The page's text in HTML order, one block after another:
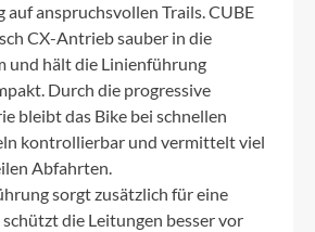
auf anspruchsvollen Trails. CUBE
CX-Antrieb sauber in die
und hält die Linienführung
Durch die progressive
bleibt das Bike bei schnellen
kontrollierbar und vermittelt viel
Abfahrten.
sorgt zusätzlich für eine
die Leitungen besser vor